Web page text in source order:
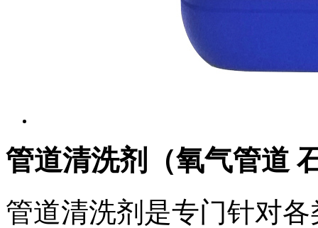
管道清洗剂（氧气管道
管道清洗剂是专门针对